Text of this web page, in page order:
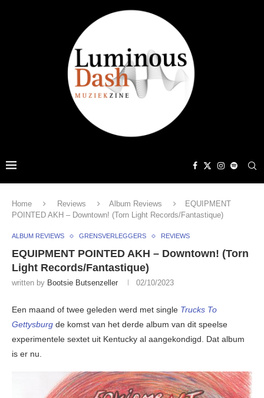
Home Reviews Album Reviews
EQUIPMENT
POINTED AKH – Downtown! (Torn Light Records/Fantastique)
ALBUM REVIEWS GRENSVERLEGGERS REVIEWS
EQUIPMENT POINTED AKH – Downtown! (Torn
Light Records/Fantastique)
written by Bootsie Butsenzeller 02/10/2023
Een maand of twee geleden werd met single Trucks To
Gettysburg de komst van het derde album van dit speelse
experimentele sextet uit Kentucky al aangekondigd. Dat album
is er nu.